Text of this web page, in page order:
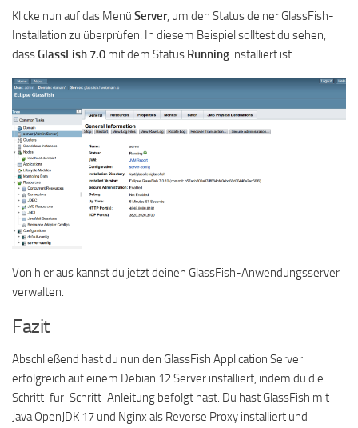
Klicke nun auf das Menü Server, um den Status deiner GlassFish-
Installation zu überprüfen. In diesem Beispiel solltest du sehen,
dassGlassFish 7.0 mit dem Status Running installiert ist.
Von hier aus kannst du jetzt deinen GlassFish-Anwendungsserver
verwalten.
Fazit
Abschließend hast du nun den GlassFish Application Server
erfolgreich auf einem Debian 12 Server installiert, indem du die
Schritt-für-Schritt-Anleitung befolgt hast. Du hast GlassFish mit
Java OpenJDK 17 und Nginx als Reverse Proxy installiert und